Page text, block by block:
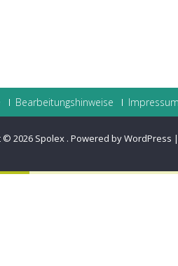
Bearbeitungshinweise Impressum
© 2026 Spolex . Powered by WordPress |